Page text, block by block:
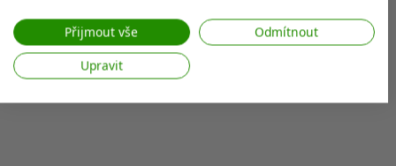
web/aplikaci.
Zobrazit seznam partnerů (7 Prodejci IAB)
Vaše údaje používáme pro následující účely:
Přijmout vše
Odmítnout
Upravit